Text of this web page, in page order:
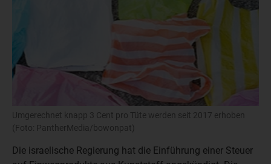
Umgerechnet knapp 3 Cent pro Tüte werden seit 2017 erhoben
(Foto: PantherMedia/bowonpat)
Die israelische Regierung hat die Einführung einer Steuer